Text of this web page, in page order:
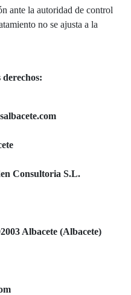
ante la autoridad de control
no se ajusta a la
Consultoria S.L.
Albacete (Albacete)